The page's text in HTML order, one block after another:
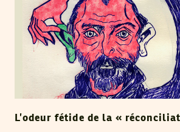
L’odeur fétide de la «